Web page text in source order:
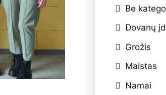
Be
Dovanų
Grožis
Maistas
Namai